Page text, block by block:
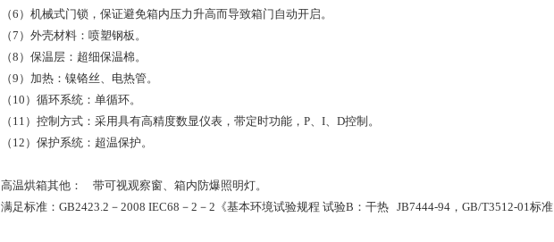
（6）机械式门锁，保证避免箱内压力升高而导致箱门自动开启。
（7）外壳材料：喷塑钢板。
（8）保温层：超细保温棉。
（9）加热：镍铬丝、电热管。
（10）循环系统：单循环。
（11）控制方式：采用具有高精度数显仪表，带定时功能，P、I、D控制。
（12）保护系统：超温保护。
高温烘箱其他： 带可视观察窗、箱内防爆照明灯。
满足标准：GB2423.2－2008 IEC68－2－2《基本环境试验规程 试验B：干热 JB7444-94，GB/T3512-01标准